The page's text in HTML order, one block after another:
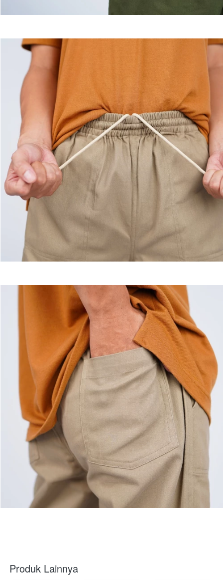
Produk Lainnya